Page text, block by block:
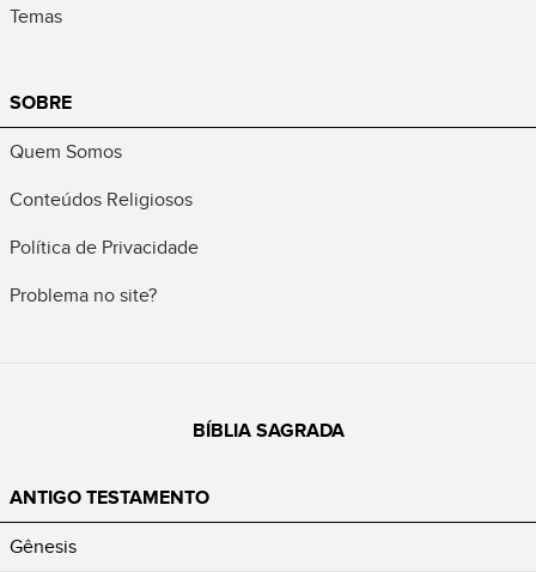
Temas
SOBRE
Quem Somos
Conteúdos Religiosos
Política de Privacidade
Problema no site?
BÍBLIA SAGRADA
ANTIGO TESTAMENTO
Gênesis